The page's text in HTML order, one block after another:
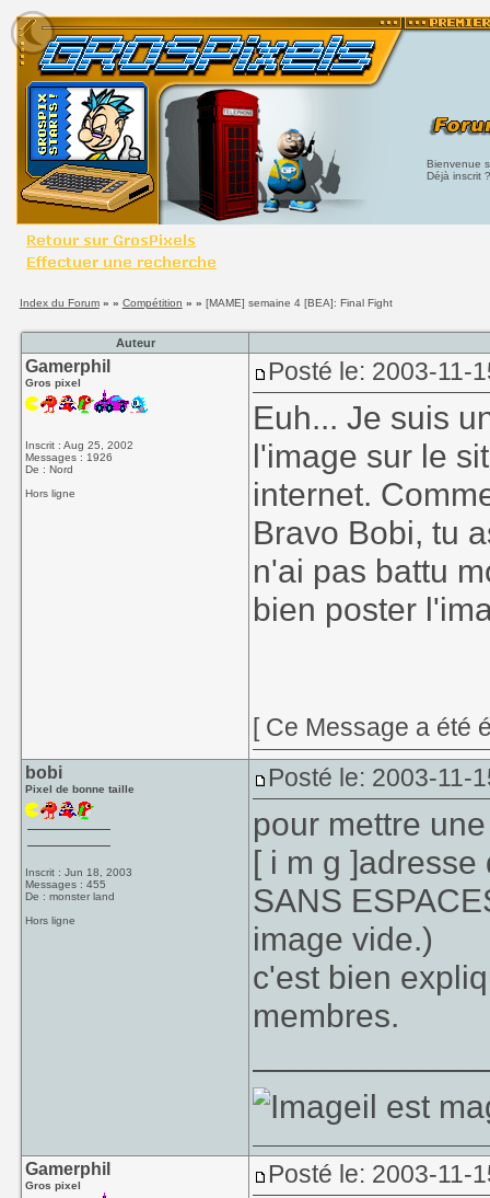
Bienvenue
Déjà inscrit
Index du Forum» » Compétition » » [MAME] semaine 4 [BEA]: Final Fight
Auteur
Gamerphil
Gros pixel
Inscrit : Aug 25, 2002
Messages : 1926
De : Nord
Hors ligne
Posté le: 2003-11-
Euh... Je suis
l'image sur le
internet.
Bravo Bobi, tu
n'ai pas battu
bien poster
[ Ce Message a été
bobi
Pixel de bonne taille
Inscrit : Jun 18, 2003
Messages : 455
De : monster land
Hors ligne
Posté le: 2003-11-
pour mettre
[ i m g ]adresse
SANS
image vide.)
c'est bien
membres.
il est
Gamerphil
Gros pixel Posté le: 2003-11-